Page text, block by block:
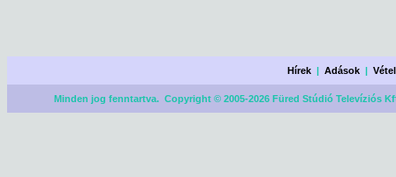
Hírek |Adások |
Minden jog fenntartva. Copyright © 2005-2026 Füred Stúdió Televíziós